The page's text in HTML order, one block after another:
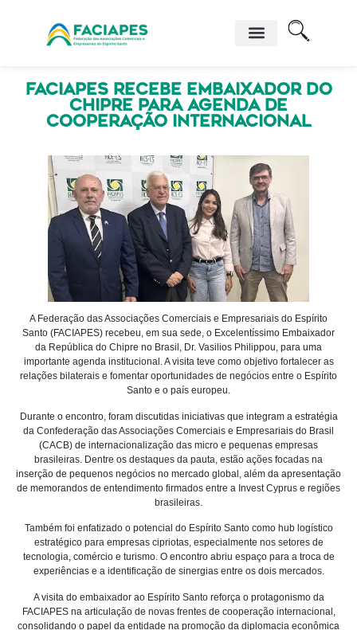
FACIAPES recebe Embaixador do
Chipre para agenda de
cooperação internacional
A Federação das Associações Comerciais e Empresariais do Espírito
Santo (FACIAPES) recebeu, em sua sede, o Excelentíssimo Embaixador
da República do Chipre no Brasil, Dr. Vasilios Philippou, para uma
importante agenda institucional. A visita teve como objetivo fortalecer as
relações bilaterais e fomentar oportunidades de negócios entre o Espírito
Santo e o país europeu.
Durante o encontro, foram discutidas iniciativas que integram a estratégia
da Confederação das Associações Comerciais e Empresariais do Brasil
(CACB) de internacionalização das micro e pequenas empresas
brasileiras. Dentre os destaques da pauta, estão ações focadas na
inserção de pequenos negócios no mercado global, além da apresentação
de memorandos de entendimento firmados entre a Invest Cyprus e regiões
brasileiras.
Também foi enfatizado o potencial do Espírito Santo como hub logístico
estratégico para empresas cipriotas, especialmente nos setores de
tecnologia, comércio e turismo. O encontro abriu espaço para a troca de
experiências e a identificação de sinergias entre os dois mercados.
A visita do embaixador ao Espírito Santo reforça o protagonismo da
FACIAPES na articulação de novas frentes de cooperação internacional,
consolidando o papel da entidade na promoção da diplomacia econômica